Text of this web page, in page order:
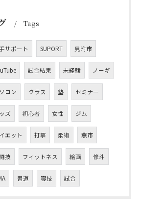
Tags
サポート SUPORT 見附市
試合結果 未経験 ノーギ
コン クラス 塾 セミナー
ズ 初心者 女性 ジム
エット 打撃 柔術 燕市
技 フィットネス 絵画 修斗
書道 寝技 試合